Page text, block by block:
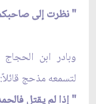
" نظرت إلى
وبادر ابن
لتسمعه مذحج قائلاً:
" إذا لم يقتل